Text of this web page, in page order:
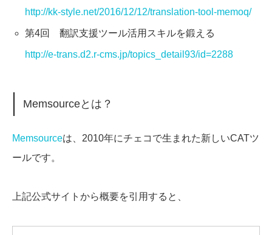
http://kk-style.net/2016/12/12/translation-tool-memoq/
第4回 翻訳支援ツール活用スキルを鍛える
http://e-trans.d2.r-cms.jp/topics_detail93/id=2288
Memsourceとは？
Memsourceは、2010年にチェコで生まれた新しいCATツ
ールです。
上記公式サイトから概要を引用すると、